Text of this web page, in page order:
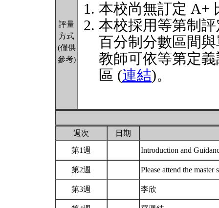
評量
方式
(僅供
參考)
本校尚無訂定 A+
本校採用等第制
百分制分數區間
教師可依等第定
區 (連結)。
週次 日期
第1週 Introduction and
第2週 Please attend the master
第3週 李欣